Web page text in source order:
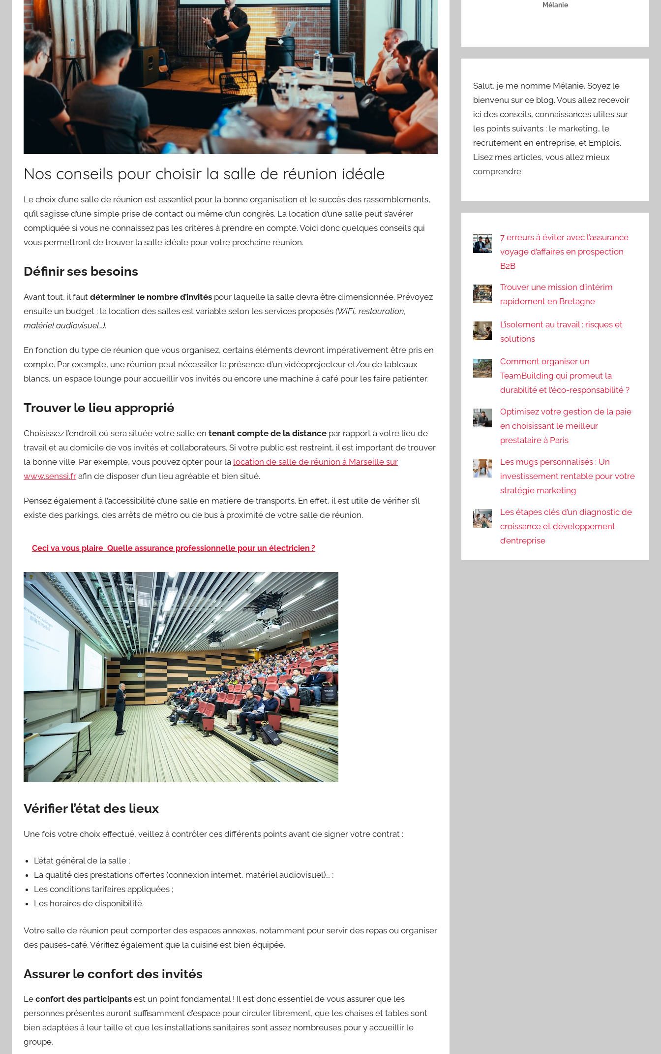
Nos conseils pour choisir la salle de réunion idéale
Le choix d’une salle de réunion est essentiel pour la bonne organisation et le succès des rassemblements,
qu’il s’agisse d’une simple prise de contact ou même d’un congrès. La location d’une salle peut s’avérer
compliquée si vous ne connaissez pas les critères à prendre en compte. Voici donc quelques conseils qui
vous permettront de trouver la salle idéale pour votre prochaine réunion.
Définir ses besoins
Avant tout, il faut déterminer le nombre d’invités pour laquelle la salle devra être dimensionnée. Prévoyez
ensuite un budget : la location des salles est variable selon les services proposés (WiFi, restauration,
matériel audiovisuel…).
En fonction du type de réunion que vous organisez, certains éléments devront impérativement être pris en
compte. Par exemple, une réunion peut nécessiter la présence d’un vidéoprojecteur et/ou de tableaux
blancs, un espace lounge pour accueillir vos invités ou encore une machine à café pour les faire patienter.
Trouver le lieu approprié
Choisissez l’endroit où sera située votre salle en tenant compte de la distance par rapport à votre lieu de
travail et au domicile de vos invités et collaborateurs. Si votre public est restreint, il est important de trouver
la bonne ville. Par exemple, vous pouvez opter pour la location de salle de réunion à Marseille sur
www.senssi.fr afin de disposer d’un lieu agréable et bien situé.
Pensez également à l’accessibilité d’une salle en matière de transports. En effet, il est utile de vérifier s’il
existe des parkings, des arrêts de métro ou de bus à proximité de votre salle de réunion.
Ceci va vous plaire Quelle assurance professionnelle pour un électricien ?
Vérifier l’état des lieux
Une fois votre choix effectué, veillez à contrôler ces différents points avant de signer votre contrat :
L’état général de la salle ;
La qualité des prestations offertes (connexion internet, matériel audiovisuel)… ;
Les conditions tarifaires appliquées ;
Les horaires de disponibilité.
Votre salle de réunion peut comporter des espaces annexes, notamment pour servir des repas ou organiser
des pauses-café. Vérifiez également que la cuisine est bien équipée.
Assurer le confort des invités
Le confort des participants est un point fondamental ! Il est donc essentiel de vous assurer que les
personnes présentes auront suffisamment d’espace pour circuler librement, que les chaises et tables sont
bien adaptées à leur taille et que les installations sanitaires sont assez nombreuses pour y accueillir le
groupe.
Mélanie
Salut, je me nomme Mélanie. Soyez le
bienvenu sur ce blog. Vous allez recevoir
ici des conseils, connaissances utiles sur
les points suivants : le marketing, le
recrutement en entreprise, et Emplois.
Lisez mes articles, vous allez mieux
comprendre.
7 erreurs à éviter avec l’assurance
voyage d’affaires en prospection
B2B
Trouver une mission d’intérim
rapidement en Bretagne
L’isolement au travail : risques et
solutions
Comment organiser un
TeamBuilding qui promeut la
durabilité et l’éco-responsabilité ?
Optimisez votre gestion de la paie
en choisissant le meilleur
prestataire à Paris
Les mugs personnalisés : Un
investissement rentable pour votre
stratégie marketing
Les étapes clés d’un diagnostic de
croissance et développement
d’entreprise